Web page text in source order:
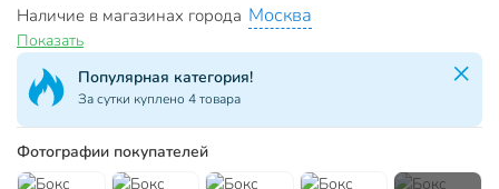
Наличие в магазинах города Москва
Показать
Популярная категория!
За сутки куплено 4 товара
Фотографии покупателей